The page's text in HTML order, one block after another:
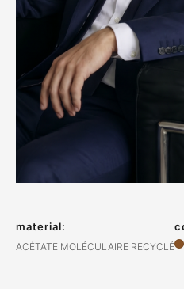
material:
ACÉTATE MOLÉCULAIRE RECYCLÉ